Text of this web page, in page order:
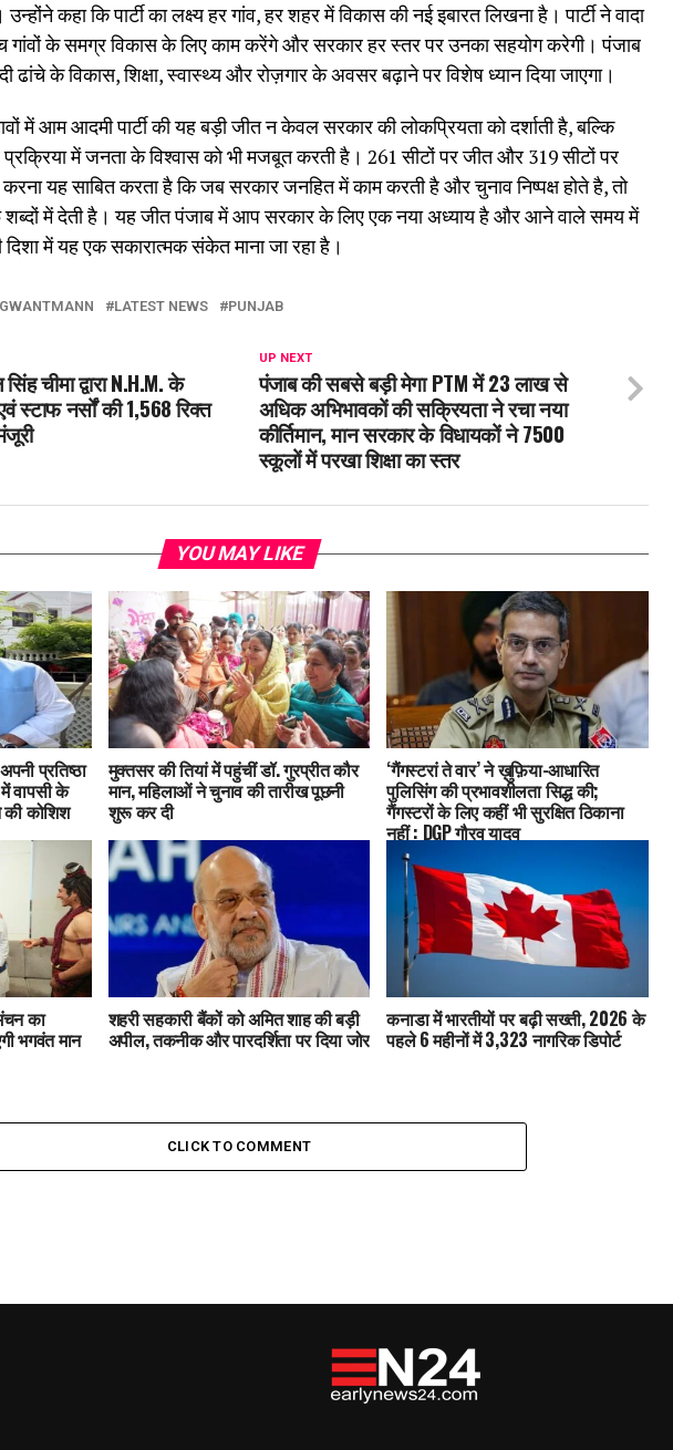
कहा कि पार्टी का लक्ष्य हर गांव, हर शहर में विकास की नई इबारत लिखना है। पार्टी ने वादा
गांवों के समग्र विकास के लिए काम करेंगे और सरकार हर स्तर पर उनका सहयोग करेगी। पंजाब
ढांचे के विकास, शिक्षा, स्वास्थ्य और रोज़गार के अवसर बढ़ाने पर विशेष ध्यान दिया जाएगा।
में आम आदमी पार्टी की यह बड़ी जीत न केवल सरकार की लोकप्रियता को दर्शाती है, बल्कि
प्रक्रिया में जनता के विश्वास को भी मजबूत करती है। 261 सीटों पर जीत और 319 सीटों पर
यह साबित करता है कि जब सरकार जनहित में काम करती है और चुनाव निष्पक्ष होते है, तो
में देती है। यह जीत पंजाब में आप सरकार के लिए एक नया अध्याय है और आने वाले समय में
में यह एक सकारात्मक संकेत माना जा रहा है।
LATEST NEWS PUNJAB
UP NEXT
पंजाब की सबसे बड़ी मेगा PTM में 23 लाख से
अधिक अभिभावकों की सक्रियता ने रचा नया
कीर्तिमान, मान सरकार के विधायकों ने 7500
स्कूलों में परखा शिक्षा का स्तर
चीमा द्वारा N.H.M. के
स्टाफ नर्सों की 1,568 रिक्त
YOU MAY LIKE
प्रतिष्ठा
वापसी के
कोशिश
मुक्तसर की तियां में पहुंचीं डॉ. गुरप्रीत कौर
मान, महिलाओं ने चुनाव की तारीख पूछनी
शुरू कर दी
‘गैंगस्टरां ते वार’ ने ख़ुफ़िया-आधारित
पुलिसिंग की प्रभावशीलता सिद्ध की;
गैंगस्टरों के लिए कहीं भी सुरक्षित ठिकाना
नहीं : DGP गौरव यादव
का
भगवंत मान
शहरी सहकारी बैंकों को अमित शाह की बड़ी
अपील, तकनीक और पारदर्शिता पर दिया जोर
कनाडा में भारतीयों पर बढ़ी सख्ती, 2026 के
पहले 6 महीनों में 3,323 नागरिक डिपोर्ट
CLICK TO COMMENT